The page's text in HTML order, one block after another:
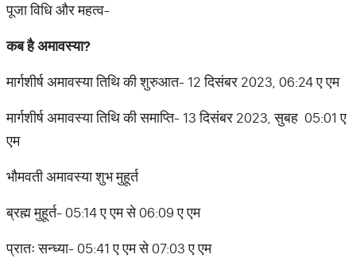
पूजा विधि और महत्व-
कबहैअमावस्या?
मार्गशीर्ष अमावस्या तिथि की शुरुआत- 12 दिसंबर 2023, 06:24 ए एम
मार्गशीर्ष अमावस्या तिथि की समाप्ति- 13 दिसंबर 2023, सुबह 05:01 ए
एम
भौमवती अमावस्या शुभ मुहूर्त
ब्रह्म मुहूर्त- 05:14 ए एम से 06:09 ए एम
प्रातः सन्ध्या- 05:41 ए एम से 07:03 ए एम